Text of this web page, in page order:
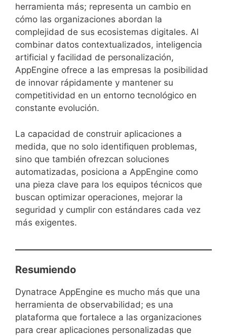
herramienta más; representa un cambio en
cómo las organizaciones abordan la
complejidad de sus ecosistemas digitales. Al
combinar datos contextualizados, inteligencia
artificial y facilidad de personalización,
AppEngine ofrece a las empresas la posibilidad
de innovar rápidamente y mantener su
competitividad en un entorno tecnológico en
constante evolución.
La capacidad de construir aplicaciones a
medida, que no solo identifiquen problemas,
sino que también ofrezcan soluciones
automatizadas, posiciona a AppEngine como
una pieza clave para los equipos técnicos que
buscan optimizar operaciones, mejorar la
seguridad y cumplir con estándares cada vez
más exigentes.
Resumiendo
Dynatrace AppEngine es mucho más que una
herramienta de observabilidad; es una
plataforma que fortalece a las organizaciones
para crear aplicaciones personalizadas que